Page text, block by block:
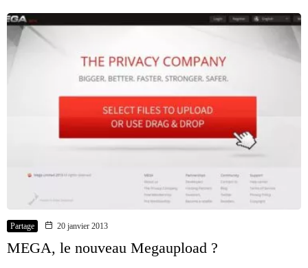
Partage 20 janvier 2013
MEGA, le nouveau Megaupload ?